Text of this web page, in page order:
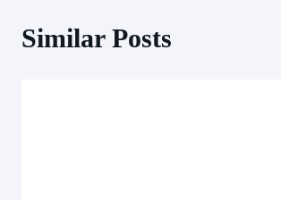
Similar Posts